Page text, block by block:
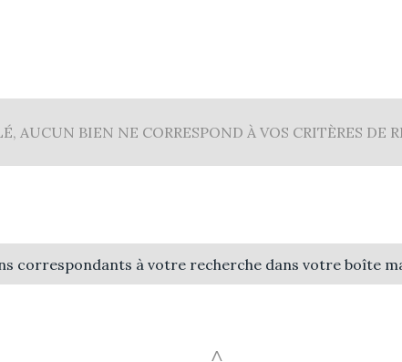
5KM 10KM 25KM
AUCUN BIEN NE CORRESPOND À VOS CRITÈRES DE
correspondants à votre recherche dans votre boîte